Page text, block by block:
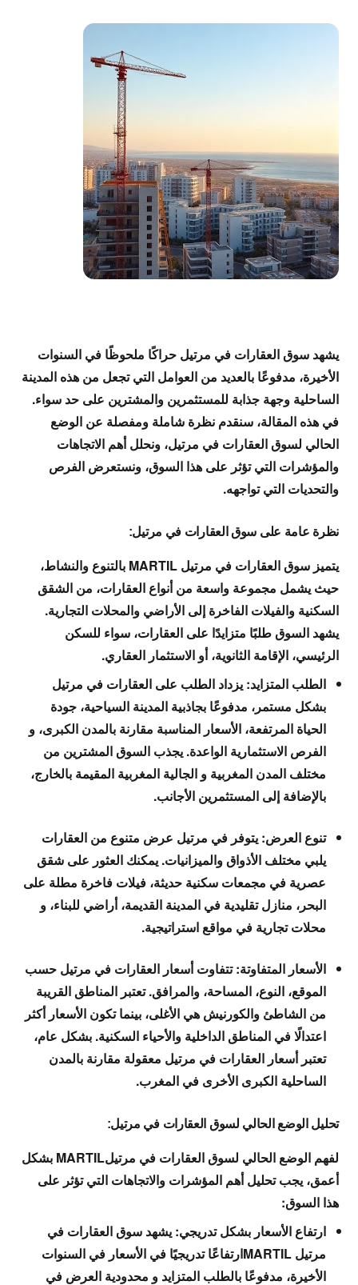
يشهد سوق العقارات في مرتيل حراكًا ملحوظًا في السنوات
الأخيرة، مدفوعًا بالعديد من العوامل التي تجعل من هذه المدينة
الساحلية وجهة جذابة للمستثمرين والمشترين على حد سواء.
في هذه المقالة، سنقدم نظرة شاملة ومفصلة عن الوضع
الحالي لسوق العقارات في مرتيل، ونحلل أهم الاتجاهات
والمؤشرات التي تؤثر على هذا السوق، ونستعرض الفرص
والتحديات التي تواجهه.
نظرة عامة على سوق العقارات في مرتيل:
يتميز سوق العقارات في مرتيل MARTIL بالتنوع والنشاط،
حيث يشمل مجموعة واسعة من أنواع العقارات، من الشقق
السكنية والفيلات الفاخرة إلى الأراضي والمحلات التجارية.
يشهد السوق طلبًا متزايدًا على العقارات، سواء للسكن
الرئيسي، الإقامة الثانوية، أو الاستثمار العقاري.
الطلب المتزايد: يزداد الطلب على العقارات في مرتيل
بشكل مستمر، مدفوعًا بجاذبية المدينة السياحية، جودة
الحياة المرتفعة، الأسعار المناسبة مقارنة بالمدن الكبرى، و
الفرص الاستثمارية الواعدة. يجذب السوق المشترين من
مختلف المدن المغربية و الجالية المغربية المقيمة بالخارج،
بالإضافة إلى المستثمرين الأجانب.
تنوع العرض: يتوفر في مرتيل عرض متنوع من العقارات
يلبي مختلف الأذواق والميزانيات. يمكنك العثور على شقق
عصرية في مجمعات سكنية حديثة، فيلات فاخرة مطلة على
البحر، منازل تقليدية في المدينة القديمة، أراضي للبناء، و
محلات تجارية في مواقع استراتيجية.
الأسعار المتفاوتة: تتفاوت أسعار العقارات في مرتيل حسب
الموقع، النوع، المساحة، والمرافق. تعتبر المناطق القريبة
من الشاطئ والكورنيش هي الأغلى، بينما تكون الأسعار أكثر
اعتدالًا في المناطق الداخلية والأحياء السكنية. بشكل عام،
تعتبر أسعار العقارات في مرتيل معقولة مقارنة بالمدن
الساحلية الكبرى الأخرى في المغرب.
تحليل الوضع الحالي لسوق العقارات في مرتيل:
لفهم الوضع الحالي لسوق العقارات في مرتيلMARTIL بشكل
أعمق، يجب تحليل أهم المؤشرات والاتجاهات التي تؤثر على
هذا السوق:
ارتفاع الأسعار بشكل تدريجي: يشهد سوق العقارات في
مرتيل MARTILارتفاعًا تدريجيًا في الأسعار في السنوات
الأخيرة، مدفوعًا بالطلب المتزايد و محدودية العرض في